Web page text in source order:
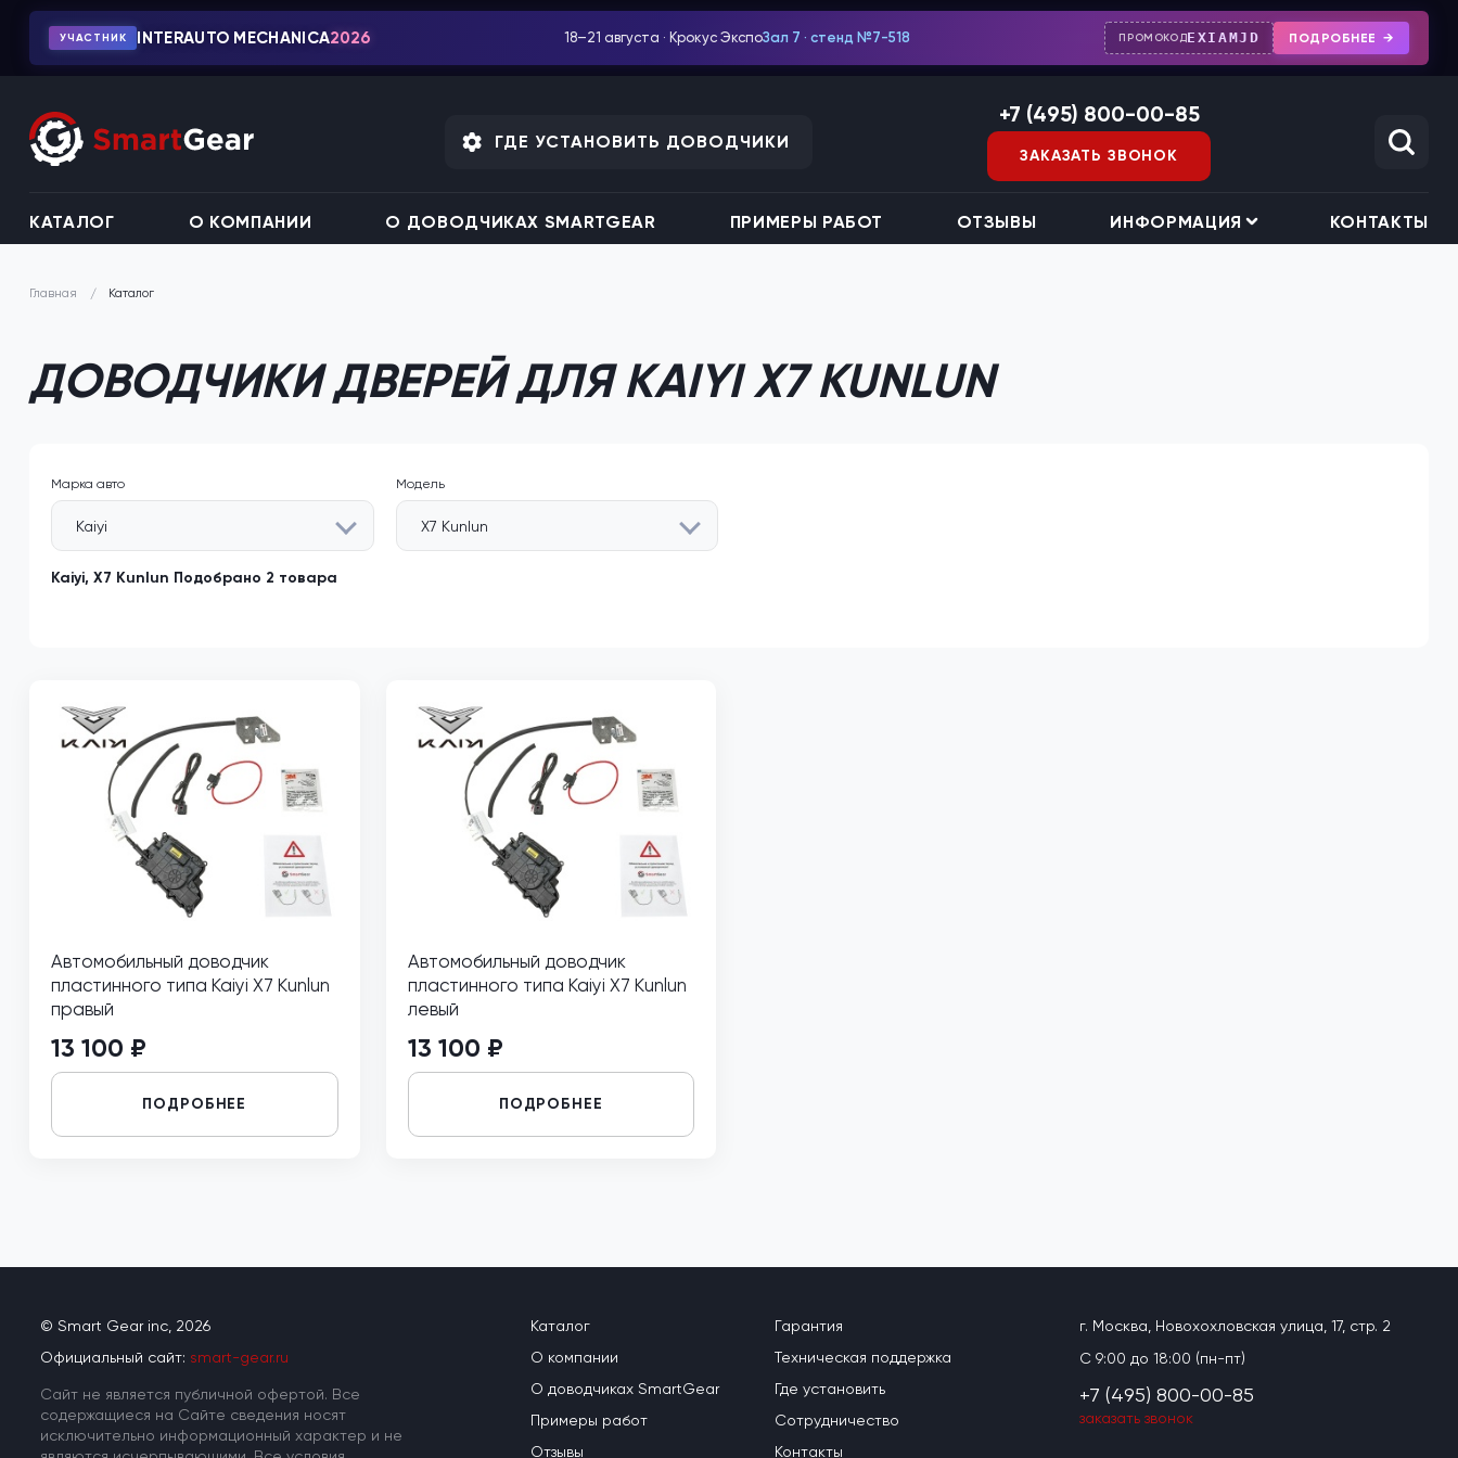
УЧАСТНИК INTERAUTO MECHANICA2026 18–21 августа · Крокус ЭкспоЗал 7 · стенд №7-518 ПРОМОКОДEXIAMJD ПОДРОБНЕЕ
КАТАЛОГ О КОМПАНИИ О ДОВОДЧИКАХ SMARTGEAR ПРИМЕРЫ РАБОТ ОТЗЫВЫ ИНФОРМАЦИЯ КОНТАКТЫ
ГДЕ УСТАНОВИТЬ ДОВОДЧИКИ
+7 (495) 800-00-85
ЗАКАЗАТЬ ЗВОНОК
Главная Каталог
ДОВОДЧИКИ ДВЕРЕЙ ДЛЯ KAIYI X7 KUNLUN
Марка авто
Kaiyi
Модель
X7 Kunlun
Kaiyi, X7 Kunlun Подобрано 2 товара
Автомобильный доводчик
пластинного типа Kaiyi X7 Kunlun
правый
13 100 ₽
ПОДРОБНЕЕ
Автомобильный доводчик
пластинного типа Kaiyi X7 Kunlun
левый
13 100 ₽
ПОДРОБНЕЕ
© Smart Gear inc, 2026
Официальный сайт: smart-gear.ru
Cайт не является публичной офертой. Все
содержащиеся на Сайте сведения носят
исключительно информационный характер и не
Каталог
О компании
О доводчиках SmartGear
Примеры работ
Отзывы
Гарантия
Техническая поддержка
Где установить
Сотрудничество
Контакты
г. Москва, Новохохловская улица, 17, стр. 2
C 9:00 до 18:00 (пн-пт)
+7 (495) 800-00-85
заказать звонок